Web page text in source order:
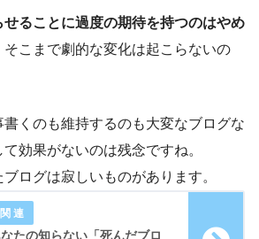
せることに過度の期待を持つのはやめ
そこまで劇的な変化は起こらないの
くのも維持するのも大変なブログな
効果がないのは残念ですね。
ログは寂しいものがあります。
たの知らない「死んだブロ